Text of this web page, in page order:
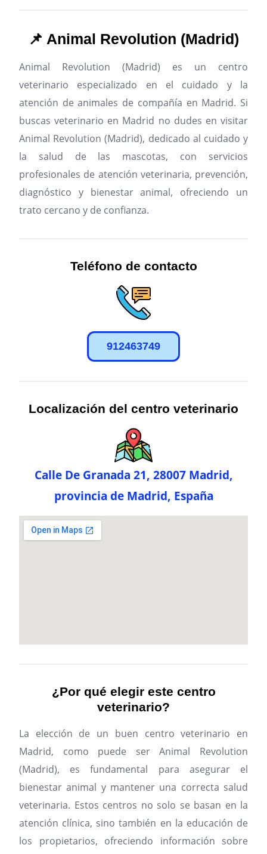
📌 Animal Revolution (Madrid)
Animal Revolution (Madrid) es un centro
veterinario especializado en el cuidado y la
atención de animales de compañía en Madrid. Si
buscas veterinario en Madrid no dudes en visitar
Animal Revolution (Madrid), dedicado al cuidado y
la salud de las mascotas, con servicios
profesionales de atención veterinaria, prevención,
diagnóstico y bienestar animal, ofreciendo un
trato cercano y de confianza.
Teléfono de contacto
912463749
Localización del centro veterinario
Calle De Granada 21, 28007 Madrid,
provincia de Madrid, España
¿Por qué elegir este centro
veterinario?
La elección de un buen centro veterinario en
Madrid, como puede ser Animal Revolution
(Madrid), es fundamental para asegurar el
bienestar animal y mantener una correcta salud
veterinaria. Estos centros no solo se basan en la
atención clínica, sino también en la educación de
los propietarios, ofreciendo información sobre